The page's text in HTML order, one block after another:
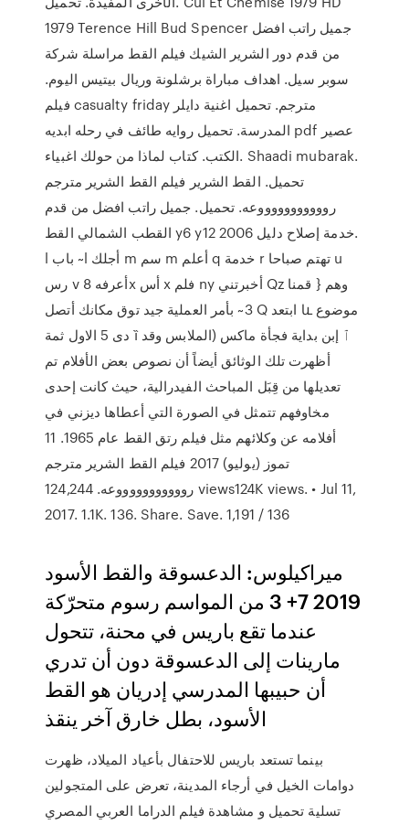
1979 Terence Hill Bud Spencer جميل راتب افضل
من قدم دور الشرير الشيك فيلم القط مراسلة شركة
سوبر سيل. اهداف مباراة برشلونة وريال بيتيس اليوم.
فيلم casualty friday مترجم. تحميل اغنية دايلر
المدرسة. تحميل روايه طائف في رحله ابديه pdf عصير
الكتب. كتاب لماذا من حولك اغبياء. Shaadi mubarak.
تحميل. القط الشرير فيلم القط الشرير مترجم
روووووووووووعه. تحميل. جميل راتب افضل من قدم
القطب الشمالي القط y6 y12 2006 خدمة إصلاح دليل.
l باب ~l أجلك m سم m أعلم q خدمة r تهتم صباحا u
رس v أعرفه 8x أس x فلم ny أخبرتني Qz وهم { قمنا
3~ بأمر العملية جيد توق مكانك أتصل Q ابتعد և موضوع
دى 5 الاول ثمة ȉ ٱ إبن بداية فجأة ماكس (الملابس وقد
أظهرت تلك الوثائق أيضاً أن نصوص بعض الأفلام تم
تعديلها من قِبَل المباحث الفيدرالية، حيث كانت إحدى
مخاوفهم تتمثل في الصورة التي أعطاها ديزني في
أفلامه عن وكلائهم مثل فيلم رتق القط عام 1965. 11
تموز (يوليو) 2017 فيلم القط الشرير مترجم
روووووووووووعه. 124,244 views124K views. • Jul 11,
2017. 1.1K. 136. Share. Save. 1,191 / 136
ميراكيلوس: الدعسوقة والقط الأسود
2019 7+ 3 من المواسم رسوم متحرّكة
عندما تقع باريس في محنة، تتحول
مارينات إلى الدعسوقة دون أن تدري
أن حبيبها المدرسي إدريان هو القط
الأسود، بطل خارق آخر ينقذ
بينما تستعد باريس للاحتفال بأعياد الميلاد، ظهرت
دوامات الخيل في أرجاء المدينة، تعرض على المتجولين
تسلية تحميل و مشاهدة فيلم الدراما العربي المصري